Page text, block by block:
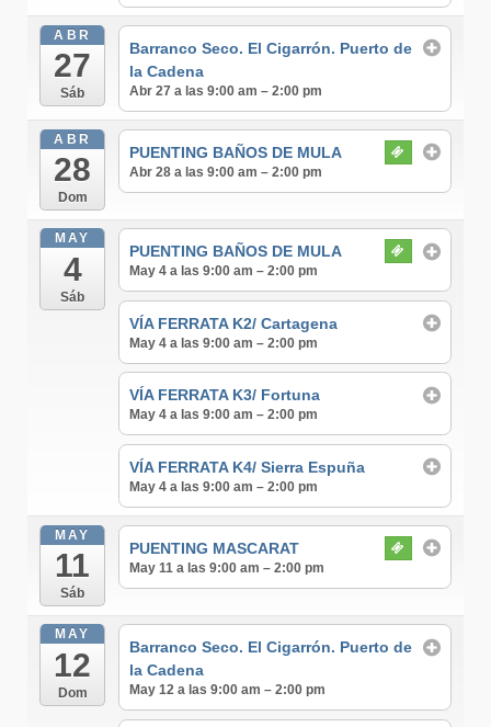
ABR
27
Sáb
Barranco Seco. El Cigarrón. Puerto de
la Cadena
Abr 27 a las 9:00 am – 2:00 pm
ABR
28
Dom
PUENTING BAÑOS DE MULA
Abr 28 a las 9:00 am – 2:00 pm
MAY
4
Sáb
PUENTING BAÑOS DE MULA
May 4 a las 9:00 am – 2:00 pm
VÍA FERRATA K2/ Cartagena
May 4 a las 9:00 am – 2:00 pm
VÍA FERRATA K3/ Fortuna
May 4 a las 9:00 am – 2:00 pm
VÍA FERRATA K4/ Sierra Espuña
May 4 a las 9:00 am – 2:00 pm
MAY
11
Sáb
PUENTING MASCARAT
May 11 a las 9:00 am – 2:00 pm
MAY
12
Dom
Barranco Seco. El Cigarrón. Puerto de
la Cadena
May 12 a las 9:00 am – 2:00 pm